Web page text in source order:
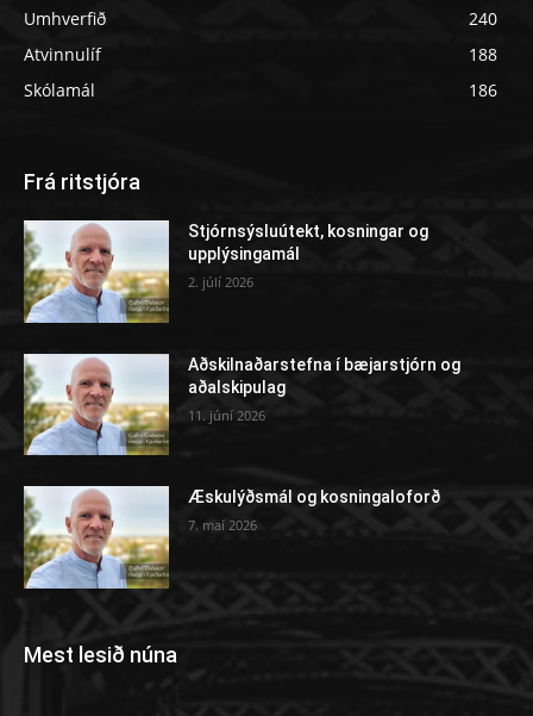
Umhverfið
240
Atvinnulíf
188
Skólamál
186
Frá ritstjóra
Stjórnsýsluútekt, kosningar og
upplýsingamál
2. júlí 2026
Aðskilnaðarstefna í bæjarstjórn og
aðalskipulag
11. júní 2026
Æskulýðsmál og kosningaloforð
7. maí 2026
Mest lesið núna